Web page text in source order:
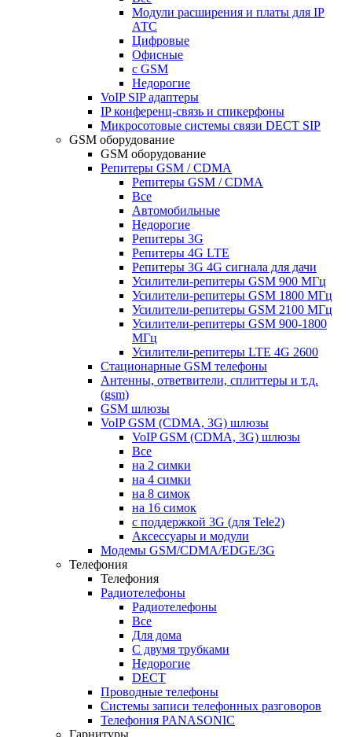
Модули расширения и платы для IP
АТС
Цифровые
Офисные
с GSM
Недорогие
VoIP SIP адаптеры
IP конференц-связь и спикерфоны
Микросотовые системы связи DECT SIP
GSM оборудование
GSM оборудование
Репитеры GSM / CDMA
Репитеры GSM / CDMA
Все
Автомобильные
Недорогие
Репитеры 3G
Репитеры 4G LTE
Репитеры 3G 4G сигнала для дачи
Усилители-репитеры GSM 900 МГц
Усилители-репитеры GSM 1800 МГц
Усилители-репитеры GSM 2100 МГц
Усилители-репитеры GSM 900-1800
МГц
Усилители-репитеры LTE 4G 2600
Стационарные GSM телефоны
Антенны, ответвители, сплиттеры и т.д.
(gsm)
GSM шлюзы
VoIP GSM (CDMA, 3G) шлюзы
VoIP GSM (CDMA, 3G) шлюзы
Все
на 2 симки
на 4 симки
на 8 симок
на 16 симок
с поддержкой 3G (для Tele2)
Аксессуары и модули
Модемы GSM/CDMA/EDGE/3G
Телефония
Телефония
Радиотелефоны
Радиотелефоны
Все
Для дома
С двумя трубками
Недорогие
DECT
Проводные телефоны
Системы записи телефонных разговоров
Телефония PANASONIC
Гарнитуры